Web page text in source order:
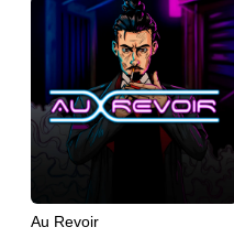
Au Revoir